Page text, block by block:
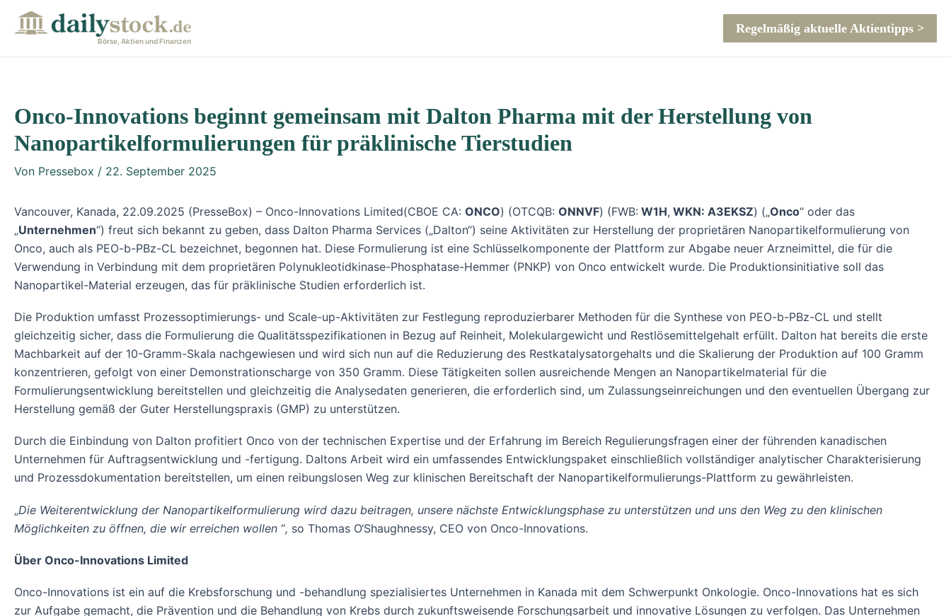
Inhalt
Börse, Aktien und Finanzen
Regelmäßig aktuelle Aktientipps >
Onco-Innovations beginnt gemeinsam mit Dalton Pharma mit der Herstellung von
Nanopartikelformulierungen für präklinische Tierstudien
Von Pressebox / 22. September 2025
Vancouver, Kanada, 22.09.2025 (PresseBox) – Onco-Innovations Limited(CBOE CA: ONCO) (OTCQB: ONNVF) (FWB: W1H, WKN: A3EKSZ) („Onco“ oder das
„Unternehmen“) freut sich bekannt zu geben, dass Dalton Pharma Services („Dalton“) seine Aktivitäten zur Herstellung der proprietären Nanopartikelformulierung von
Onco, auch als PEO-b-PBz-CL bezeichnet, begonnen hat. Diese Formulierung ist eine Schlüsselkomponente der Plattform zur Abgabe neuer Arzneimittel, die für die
Verwendung in Verbindung mit dem proprietären Polynukleotidkinase-Phosphatase-Hemmer (PNKP) von Onco entwickelt wurde. Die Produktionsinitiative soll das
Nanopartikel-Material erzeugen, das für präklinische Studien erforderlich ist.
Die Produktion umfasst Prozessoptimierungs- und Scale-up-Aktivitäten zur Festlegung reproduzierbarer Methoden für die Synthese von PEO-b-PBz-CL und stellt
gleichzeitig sicher, dass die Formulierung die Qualitätsspezifikationen in Bezug auf Reinheit, Molekulargewicht und Restlösemittelgehalt erfüllt. Dalton hat bereits die erste
Machbarkeit auf der 10-Gramm-Skala nachgewiesen und wird sich nun auf die Reduzierung des Restkatalysatorgehalts und die Skalierung der Produktion auf 100 Gramm
konzentrieren, gefolgt von einer Demonstrationscharge von 350 Gramm. Diese Tätigkeiten sollen ausreichende Mengen an Nanopartikelmaterial für die
Formulierungsentwicklung bereitstellen und gleichzeitig die Analysedaten generieren, die erforderlich sind, um Zulassungseinreichungen und den eventuellen Übergang zur
Herstellung gemäß der Guter Herstellungspraxis (GMP) zu unterstützen.
Durch die Einbindung von Dalton profitiert Onco von der technischen Expertise und der Erfahrung im Bereich Regulierungsfragen einer der führenden kanadischen
Unternehmen für Auftragsentwicklung und -fertigung. Daltons Arbeit wird ein umfassendes Entwicklungspaket einschließlich vollständiger analytischer Charakterisierung
und Prozessdokumentation bereitstellen, um einen reibungslosen Weg zur klinischen Bereitschaft der Nanopartikelformulierungs-Plattform zu gewährleisten.
„Die Weiterentwicklung der Nanopartikelformulierung wird dazu beitragen, unsere nächste Entwicklungsphase zu unterstützen und uns den Weg zu den klinischen
Möglichkeiten zu öffnen, die wir erreichen wollen “, so Thomas O‘Shaughnessy, CEO von Onco-Innovations.
Über Onco-Innovations Limited
Onco-Innovations ist ein auf die Krebsforschung und -behandlung spezialisiertes Unternehmen in Kanada mit dem Schwerpunkt Onkologie. Onco-Innovations hat es sich
zur Aufgabe gemacht, die Prävention und die Behandlung von Krebs durch zukunftsweisende Forschungsarbeit und innovative Lösungen zu verfolgen. Das Unternehmen
navigation